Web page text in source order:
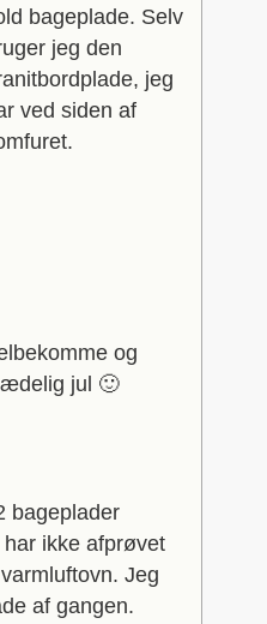
bageplade. Selv
jeg den
jeg
ved siden af
og
jul 🙂
bageplader
ikke afprøvet
Jeg
af gangen.